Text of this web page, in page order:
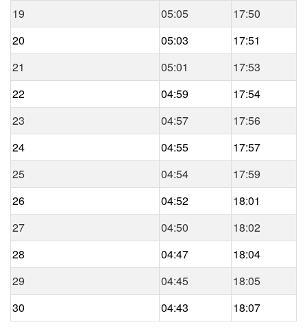
19
05:05
17:50
20
05:03
17:51
21
05:01
17:53
22
04:59
17:54
23
04:57
17:56
24
04:55
17:57
25
04:54
17:59
26
04:52
18:01
27
04:50
18:02
28
04:47
18:04
29
04:45
18:05
30
04:43 18:07